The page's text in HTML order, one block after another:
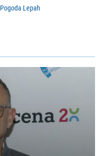
Pogoda Lepah